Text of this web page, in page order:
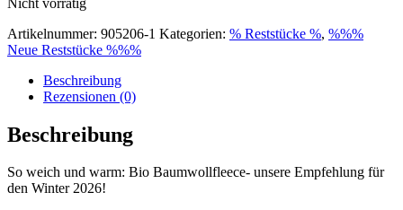
Artikelnummer: 905206-1 Kategorien: % Reststücke %, %%%
Neue Reststücke %%%
Beschreibung
Rezensionen (0)
Beschreibung
So weich und warm: Bio Baumwollfleece- unsere Empfehlung für
den Winter 2026!